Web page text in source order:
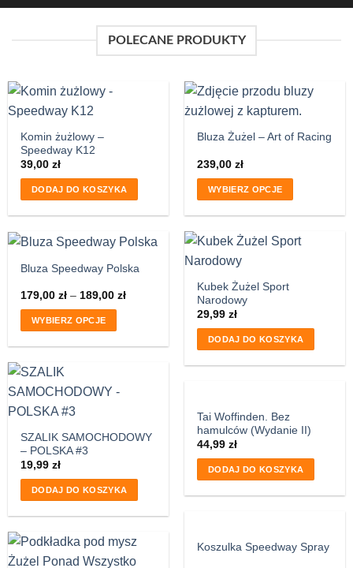
POLECANE PRODUKTY
Komin żużlowy –
Speedway K12
39,00zł
DODAJ DO KOSZYKA
Bluza Żużel – Art of Racing
239,00zł
WYBIERZ OPCJE
Bluza Speedway Polska
179,00zł –189,00zł
WYBIERZ OPCJE
Kubek Żużel Sport
Narodowy
29,99zł
DODAJ DO KOSZYKA
SZALIK SAMOCHODOWY
– POLSKA #3
19,99zł
DODAJ DO KOSZYKA
Tai Woffinden. Bez
hamulców (Wydanie II)
44,99zł
DODAJ DO KOSZYKA
Koszulka Speedway Spray